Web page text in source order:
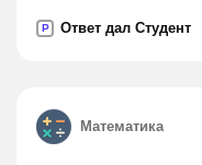
P Ответ дал Студент
Математика